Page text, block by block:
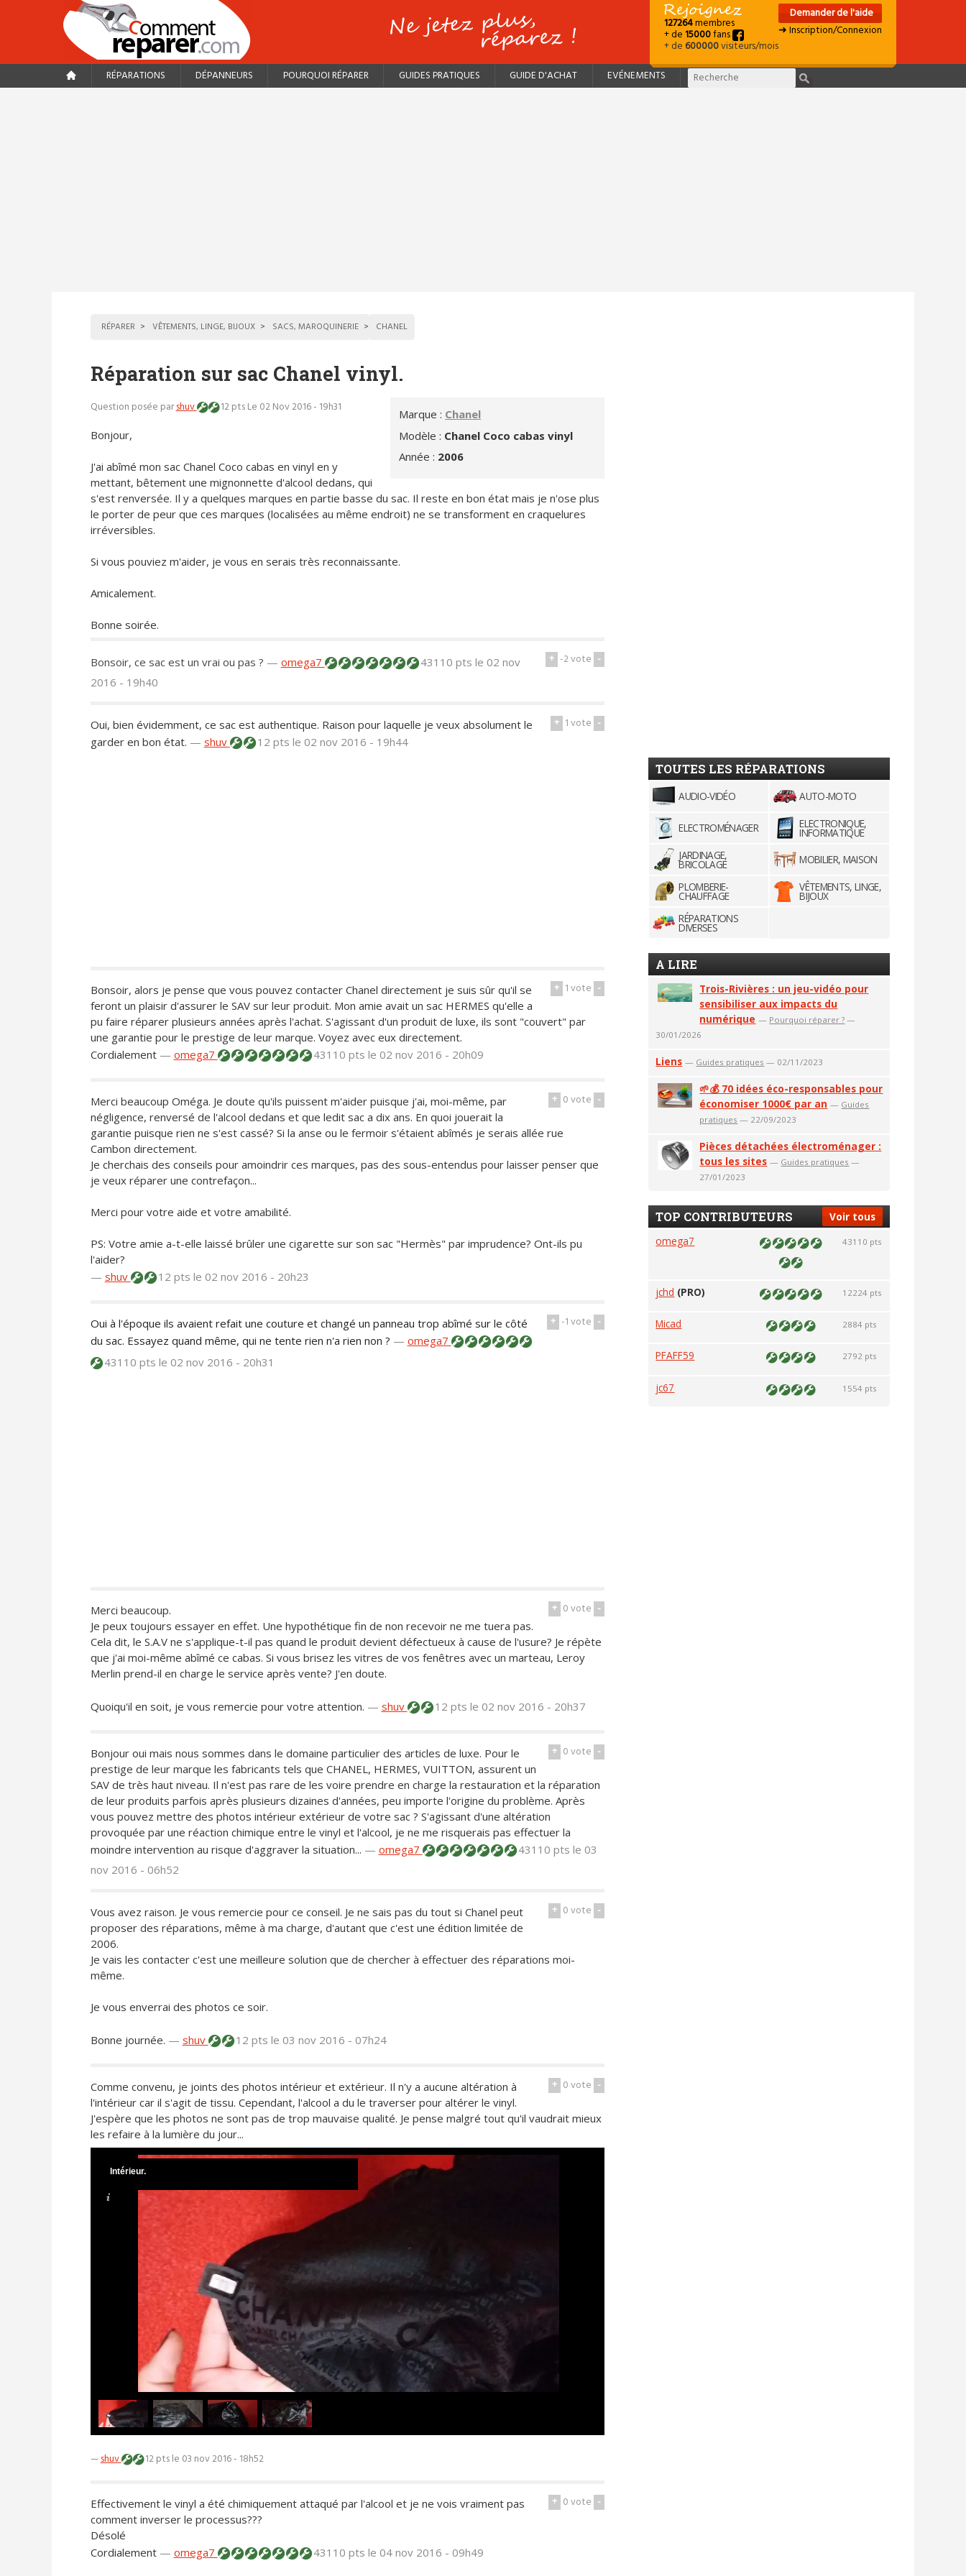
127264membres
+ de15000fans
+ de600000visiteurs/mois
Demander de l'aide
➜ Inscription/Connexion
RÉPARATIONS DÉPANNEURS POURQUOI RÉPARER GUIDES PRATIQUES GUIDE D'ACHAT EVÉNEMENTS
RÉPARER VÊTEMENTS, LINGE, BIJOUX SACS, MAROQUINERIE CHANEL
Réparation sur sac Chanel vinyl.
Marque : Chanel
Modèle : Chanel Coco cabas vinyl
Année : 2006
Question posée parshuv 12 ptsLe 02 Nov 2016 - 19h31
Bonjour,
J'ai abîmé mon sac Chanel Coco cabas en vinyl en y
mettant, bêtement une mignonnette d'alcool dedans, qui
s'est renversée. Il y a quelques marques en partie basse du sac. Il reste en bon état mais je n'ose plus
le porter de peur que ces marques (localisées au même endroit) ne se transforment en craquelures
irréversibles.
Si vous pouviez m'aider, je vous en serais très reconnaissante.
Amicalement.
Bonne soirée.
+ -2vote -
Bonsoir, ce sac est un vrai ou pas ? — omega7 43110 pts le 02 nov
2016 - 19h40
+ 1vote -
Oui, bien évidemment, ce sac est authentique. Raison pour laquelle je veux absolument le
garder en bon état. — shuv 12 pts le 02 nov 2016 - 19h44
+ 1vote -
Bonsoir, alors je pense que vous pouvez contacter Chanel directement je suis sûr qu'il se
feront un plaisir d'assurer le SAV sur leur produit. Mon amie avait un sac HERMES qu'elle a
pu faire réparer plusieurs années après l'achat. S'agissant d'un produit de luxe, ils sont "couvert" par
une garantie pour le prestige de leur marque. Voyez avec eux directement.
Cordialement — omega7 43110 pts le 02 nov 2016 - 20h09
+ 0vote -
Merci beaucoup Oméga. Je doute qu'ils puissent m'aider puisque j'ai, moi-même, par
négligence, renversé de l'alcool dedans et que ledit sac a dix ans. En quoi jouerait la
garantie puisque rien ne s'est cassé? Si la anse ou le fermoir s'étaient abîmés je serais allée rue
Cambon directement.
Je cherchais des conseils pour amoindrir ces marques, pas des sous-entendus pour laisser penser que
je veux réparer une contrefaçon...
Merci pour votre aide et votre amabilité.
PS: Votre amie a-t-elle laissé brûler une cigarette sur son sac "Hermès" par imprudence? Ont-ils pu
l'aider?
— shuv 12 pts le 02 nov 2016 - 20h23
+ -1vote -
Oui à l'époque ils avaient refait une couture et changé un panneau trop abîmé sur le côté
du sac. Essayez quand même, qui ne tente rien n'a rien non ? — omega7
43110 pts le 02 nov 2016 - 20h31
+ 0vote -
Merci beaucoup.
Je peux toujours essayer en effet. Une hypothétique fin de non recevoir ne me tuera pas.
Cela dit, le S.A.V ne s'applique-t-il pas quand le produit devient défectueux à cause de l'usure? Je répète
que j'ai moi-même abîmé ce cabas. Si vous brisez les vitres de vos fenêtres avec un marteau, Leroy
Merlin prend-il en charge le service après vente? J'en doute.
Quoiqu'il en soit, je vous remercie pour votre attention. — shuv 12 pts le 02 nov 2016 - 20h37
+ 0vote -
Bonjour oui mais nous sommes dans le domaine particulier des articles de luxe. Pour le
prestige de leur marque les fabricants tels que CHANEL, HERMES, VUITTON, assurent un
SAV de très haut niveau. Il n'est pas rare de les voire prendre en charge la restauration et la réparation
de leur produits parfois après plusieurs dizaines d'années, peu importe l'origine du problème. Après
vous pouvez mettre des photos intérieur extérieur de votre sac ? S'agissant d'une altération
provoquée par une réaction chimique entre le vinyl et l'alcool, je ne me risquerais pas effectuer la
moindre intervention au risque d'aggraver la situation... — omega7 43110 pts le 03
nov 2016 - 06h52
+ 0vote -
Vous avez raison. Je vous remercie pour ce conseil. Je ne sais pas du tout si Chanel peut
proposer des réparations, même à ma charge, d'autant que c'est une édition limitée de
2006.
Je vais les contacter c'est une meilleure solution que de chercher à effectuer des réparations moi-
même.
Je vous enverrai des photos ce soir.
Bonne journée. — shuv 12 pts le 03 nov 2016 - 07h24
+ 0vote -
Comme convenu, je joints des photos intérieur et extérieur. Il n'y a aucune altération à
l'intérieur car il s'agit de tissu. Cependant, l'alcool a du le traverser pour altérer le vinyl.
J'espère que les photos ne sont pas de trop mauvaise qualité. Je pense malgré tout qu'il vaudrait mieux
les refaire à la lumière du jour...
Intérieur.
—shuv 12 ptsle 03 nov 2016 - 18h52
+ 0vote -
Effectivement le vinyl a été chimiquement attaqué par l'alcool et je ne vois vraiment pas
comment inverser le processus???
Désolé
Cordialement — omega7 43110 pts le 04 nov 2016 - 09h49
TOUTES LES RÉPARATIONS
AUDIO-VIDÉO AUTO-MOTO
ELECTROMÉNAGER ELECTRONIQUE,
INFORMATIQUE
JARDINAGE,
BRICOLAGE
MOBILIER, MAISON
PLOMBERIE-
CHAUFFAGE
VÊTEMENTS, LINGE,
BIJOUX
RÉPARATIONS
DIVERSES
A LIRE
Trois-Rivières : un jeu-vidéo pour
sensibiliser aux impacts du
numérique — Pourquoi réparer ? —
30/01/2026
Liens — Guides pratiques — 02/11/2023
🌱💰 70 idées éco-responsables pour
économiser 1000€ par an — Guides
pratiques — 22/09/2023
Pièces détachées électroménager :
tous les sites — Guides pratiques —
27/01/2023
Voir tous
TOP CONTRIBUTEURS
omega7 43110 pts
jchd (PRO) 12224 pts
Micad 2884 pts
PFAFF59 2792 pts
jc67 1554 pts